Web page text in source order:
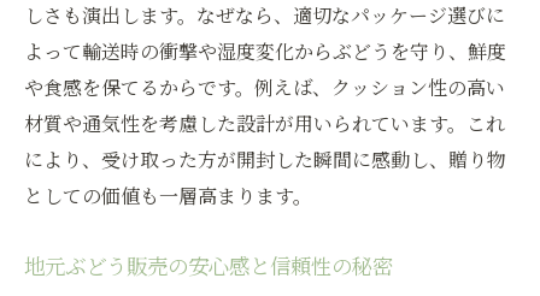
夫
鮮度を守る大分県産ぶどうのこだわり包装
ぶどう販売で重視される鮮度保持パッケー
ジ技術
大分県のぶどう販売に最適な包装素材の選
び方
鮮度維持に役立つパッケージの具体的な工
しさも演出します。なぜなら、適切なパッケージ選びに
よって輸送時の衝撃や湿度変化からぶどうを守り、鮮度
や食感を保てるからです。例えば、クッション性の高い
材質や通気性を考慮した設計が用いられています。これ
により、受け取った方が開封した瞬間に感動し、贈り物
としての価値も一層高まります。
地元ぶどう販売の安心感と信頼性の秘密